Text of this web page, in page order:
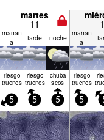
martes
11
mañan
a
tarde noche mañan
a
riesgo
truenos
riesgo
truenos
chuba
scos
riesgo
truenos
5 5 5 5